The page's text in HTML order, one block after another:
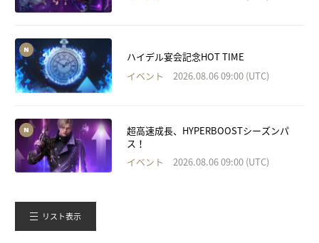
ハイデル宴会記念HOT TIME
イベント
2026.08.06 09:00 (UTC)
超高速成長、HYPERBOOSTシーズンパ
ス！
イベント
2026.08.06 09:00 (UTC)
リスト表示